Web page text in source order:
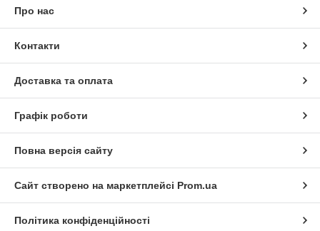
Про нас
Контакти
Доставка та оплата
Графік роботи
Повна версія сайту
Сайт створено на маркетплейсі Prom.ua
Політика конфіденційності